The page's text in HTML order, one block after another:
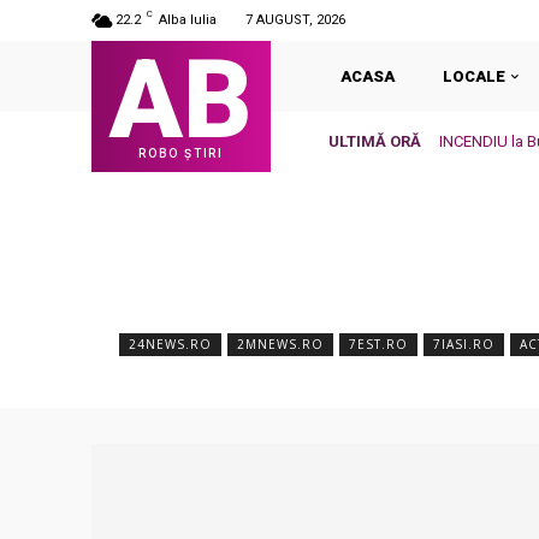
22.2 C Alba Iulia 7 AUGUST, 2026
AB
ROBO ȘTIRI
ACASA LOCALE
ULTIMĂ ORĂ INCENDIU la
24NEWS.RO 2MNEWS.RO 7EST.RO 7IASI.RO